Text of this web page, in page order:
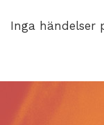
Inga händelser